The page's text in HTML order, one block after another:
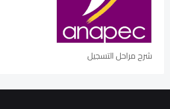
شرح مراحل التسجيل